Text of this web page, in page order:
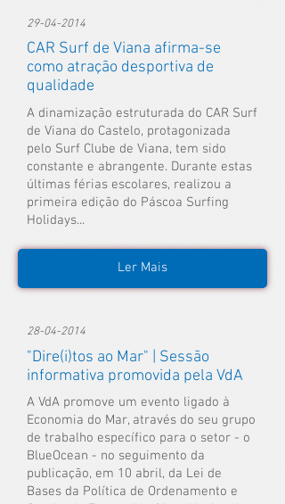
29-04-2014
CAR Surf de Viana afirma-se
como atração desportiva de
qualidade
A dinamização estruturada do CAR Surf
de Viana do Castelo, protagonizada
pelo Surf Clube de Viana, tem sido
constante e abrangente. Durante estas
últimas férias escolares, realizou a
primeira edição do Páscoa Surfing
Holidays...
Ler Mais
28-04-2014
"Dire(i)tos ao Mar" | Sessão
informativa promovida pela VdA
A VdA promove um evento ligado à
Economia do Mar, através do seu grupo
de trabalho específico para o setor - o
BlueOcean - no seguimento da
publicação, em 10 abril, da Lei de
Bases da Política de Ordenamento e